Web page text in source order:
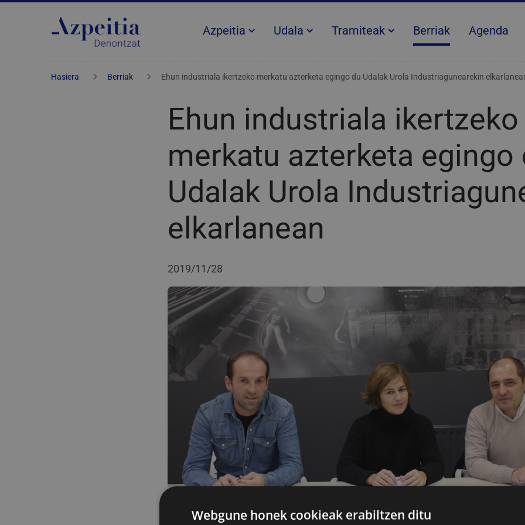
Azpeitia Udala Tramiteak Berriak Agenda
Hasiera Berriak Ehun industriala ikertzeko merkatu azterketa egingo du Udalak Urola Industriagunearekin
Ehun industriala ikertzeko
merkatu azterketa egingo
Udalak Urola
elkarlanean
2019/11/28
Webgune honek cookieak erabiltzen ditu